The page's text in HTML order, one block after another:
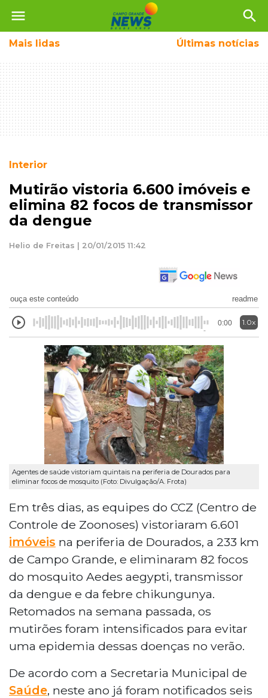
menu search
Mais lidas Últimas notícias
Interior
Mutirão vistoria 6.600 imóveis e
elimina 82 focos de transmissor
da dengue
Helio de Freitas | 20/01/2015 11:42
ouça este conteúdo readme
0:00 1.0x
Agentes de saúde vistoriam quintais na periferia de Dourados para
eliminar focos de mosquito (Foto: Divulgação/A. Frota)
Em três dias, as equipes do CCZ (Centro de
Controle de Zoonoses) vistoriaram 6.601
imóveis na periferia de Dourados, a 233 km
de Campo Grande, e eliminaram 82 focos
do mosquito Aedes aegypti, transmissor
da dengue e da febre chikungunya.
Retomados na semana passada, os
mutirões foram intensificados para evitar
uma epidemia dessas doenças no verão.
De acordo com a Secretaria Municipal de
Saúde, neste ano já foram notificados seis